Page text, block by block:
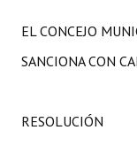
EL CONCEJO
SANCIONA CON
RESOLUCIÓN